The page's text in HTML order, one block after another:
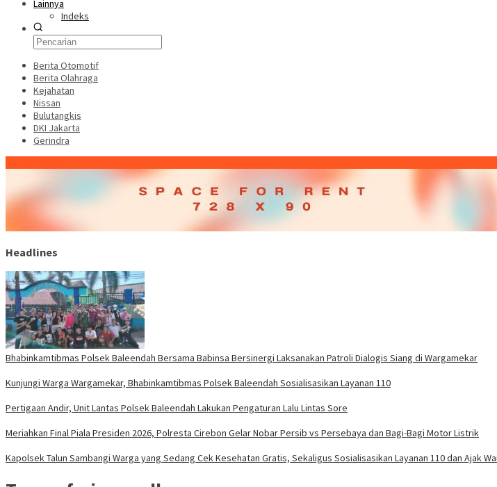
Lainnya
Indeks
Berita Otomotif
Berita Olahraga
Kejahatan
Nissan
Bulutangkis
DKI Jakarta
Gerindra
Headlines
Bhabinkamtibmas Polsek Baleendah Bersama Babinsa Bersinergi Laksanakan Patroli Dialogis Siang di Wargamekar
Kunjungi Warga Wargamekar, Bhabinkamtibmas Polsek Baleendah Sosialisasikan Layanan 110
Pertigaan Andir, Unit Lantas Polsek Baleendah Lakukan Pengaturan Lalu Lintas Sore
Meriahkan Final Piala Presiden 2026, Polresta Cirebon Gelar Nobar Persib vs Persebaya dan Bagi-Bagi Motor Listrik
Kapolsek Talun Sambangi Warga yang Sedang Cek Kesehatan Gratis, Sekaligus Sosialisasikan Layanan 110 dan Ajak